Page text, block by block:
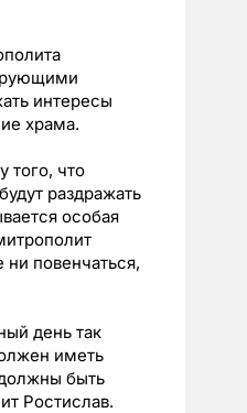
интересы
храма.
того, что
раздражать
особая
повенчаться,
день так
иметь
быть
Ростислав.